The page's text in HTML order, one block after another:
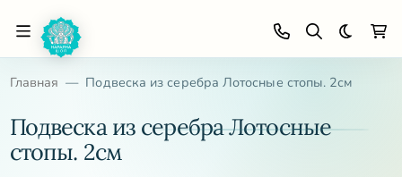
Темная
Главная Подвеска из серебра Лотосные стопы. 2см
Подвеска из серебра Лотосные
стопы. 2см